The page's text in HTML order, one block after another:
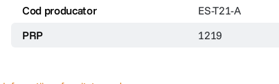
Cod producator ES-T21-A
PRP
1219